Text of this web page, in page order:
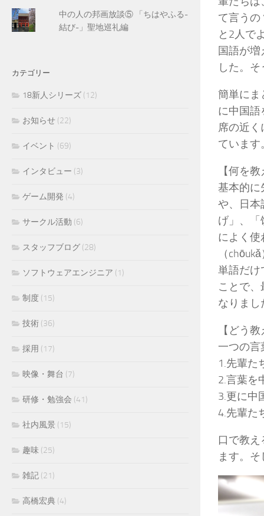
て言う
と2人で
国語が
した。
簡単にま
に中国語
席の近
ていま
【何を
基本的に
や、日本
げ」、「
によく
（
単語だけ
ことで
なりまし
【どう
一つの言
1.先輩た
2.言葉を
3.更に中
4.先輩た
口で教
ます。
中の人の邦画放談⑤ 「ちはやふる-
結び-」聖地巡礼編
カテゴリー
18新人シリーズ (12)
お知らせ (22)
イベント (69)
インタビュー (3)
ゲーム開発 (4)
サークル活動 (6)
スタッフブログ (28)
ソフトウェアエンジニア (1)
制度 (15)
技術 (36)
採用 (17)
映像・舞台 (7)
研修・勉強会 (41)
社内風景 (15)
趣味 (25)
雑記 (21)
高橋宏典 (4)